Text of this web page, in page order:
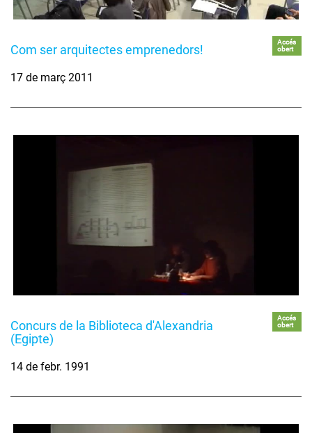
Com ser arquitectes emprenedors!
Accés
obert
17 de març 2011
Concurs de la Biblioteca d'Alexandria
(Egipte)
Accés
obert
14 de febr. 1991